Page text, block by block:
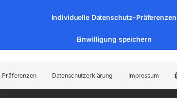
Individuelle Datenschutz-Präferenzen
Einwilligung speichern
Präferenzen Datenschutzerklärung Impressum